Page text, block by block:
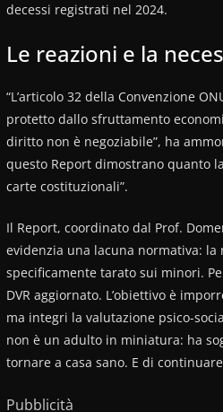
decessi registrati nel 2024.
Le reazioni e la
“L’articolo 32 della Convenzione
protetto dallo sfruttamento
diritto non è negoziabile”, ha
questo Report dimostrano quanto
carte costituzionali”.
Il Report, coordinato dal Prof.
evidenzia una lacuna normativa: la
specificamente tarato sui minori.
DVR aggiornato. L’obiettivo è
ma integri la valutazione psico-
non è un adulto in miniatura: ha
tornare a casa sano. E di
Pubblicità